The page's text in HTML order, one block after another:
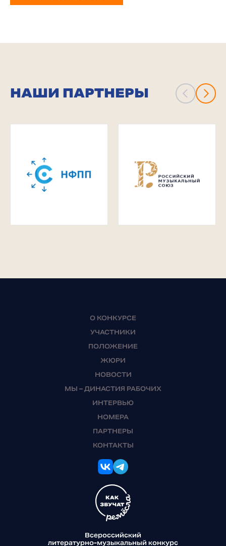
НАШИ ПАРТНЕРЫ
О КОНКУРСЕ
УЧАСТНИКИ
ПОЛОЖЕНИЕ
ЖЮРИ
НОВОСТИ
МЫ – ДИНАСТИЯ РАБОЧИХ
ИНТЕРВЬЮ
НОМЕРА
ПАРТНЕРЫ
КОНТАКТЫ
Всероссийский
литературно-музыкальный конкурс